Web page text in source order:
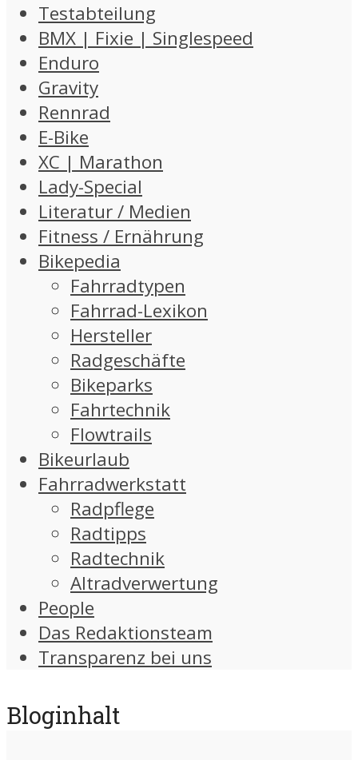
Testabteilung
BMX | Fixie | Singlespeed
Enduro
Gravity
Rennrad
E-Bike
XC | Marathon
Lady-Special
Literatur / Medien
Fitness / Ernährung
Bikepedia
Fahrradtypen
Fahrrad-Lexikon
Hersteller
Radgeschäfte
Bikeparks
Fahrtechnik
Flowtrails
Bikeurlaub
Fahrradwerkstatt
Radpflege
Radtipps
Radtechnik
Altradverwertung
People
Das Redaktionsteam
Transparenz bei uns
Bloginhalt